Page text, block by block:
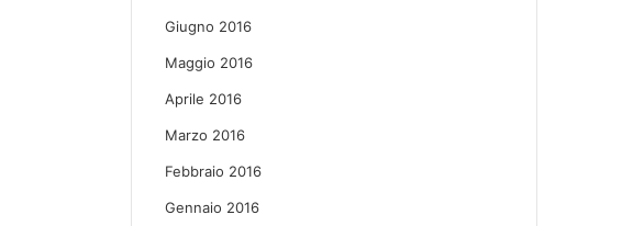
Giugno 2016
Maggio 2016
Aprile 2016
Marzo 2016
Febbraio 2016
Gennaio 2016